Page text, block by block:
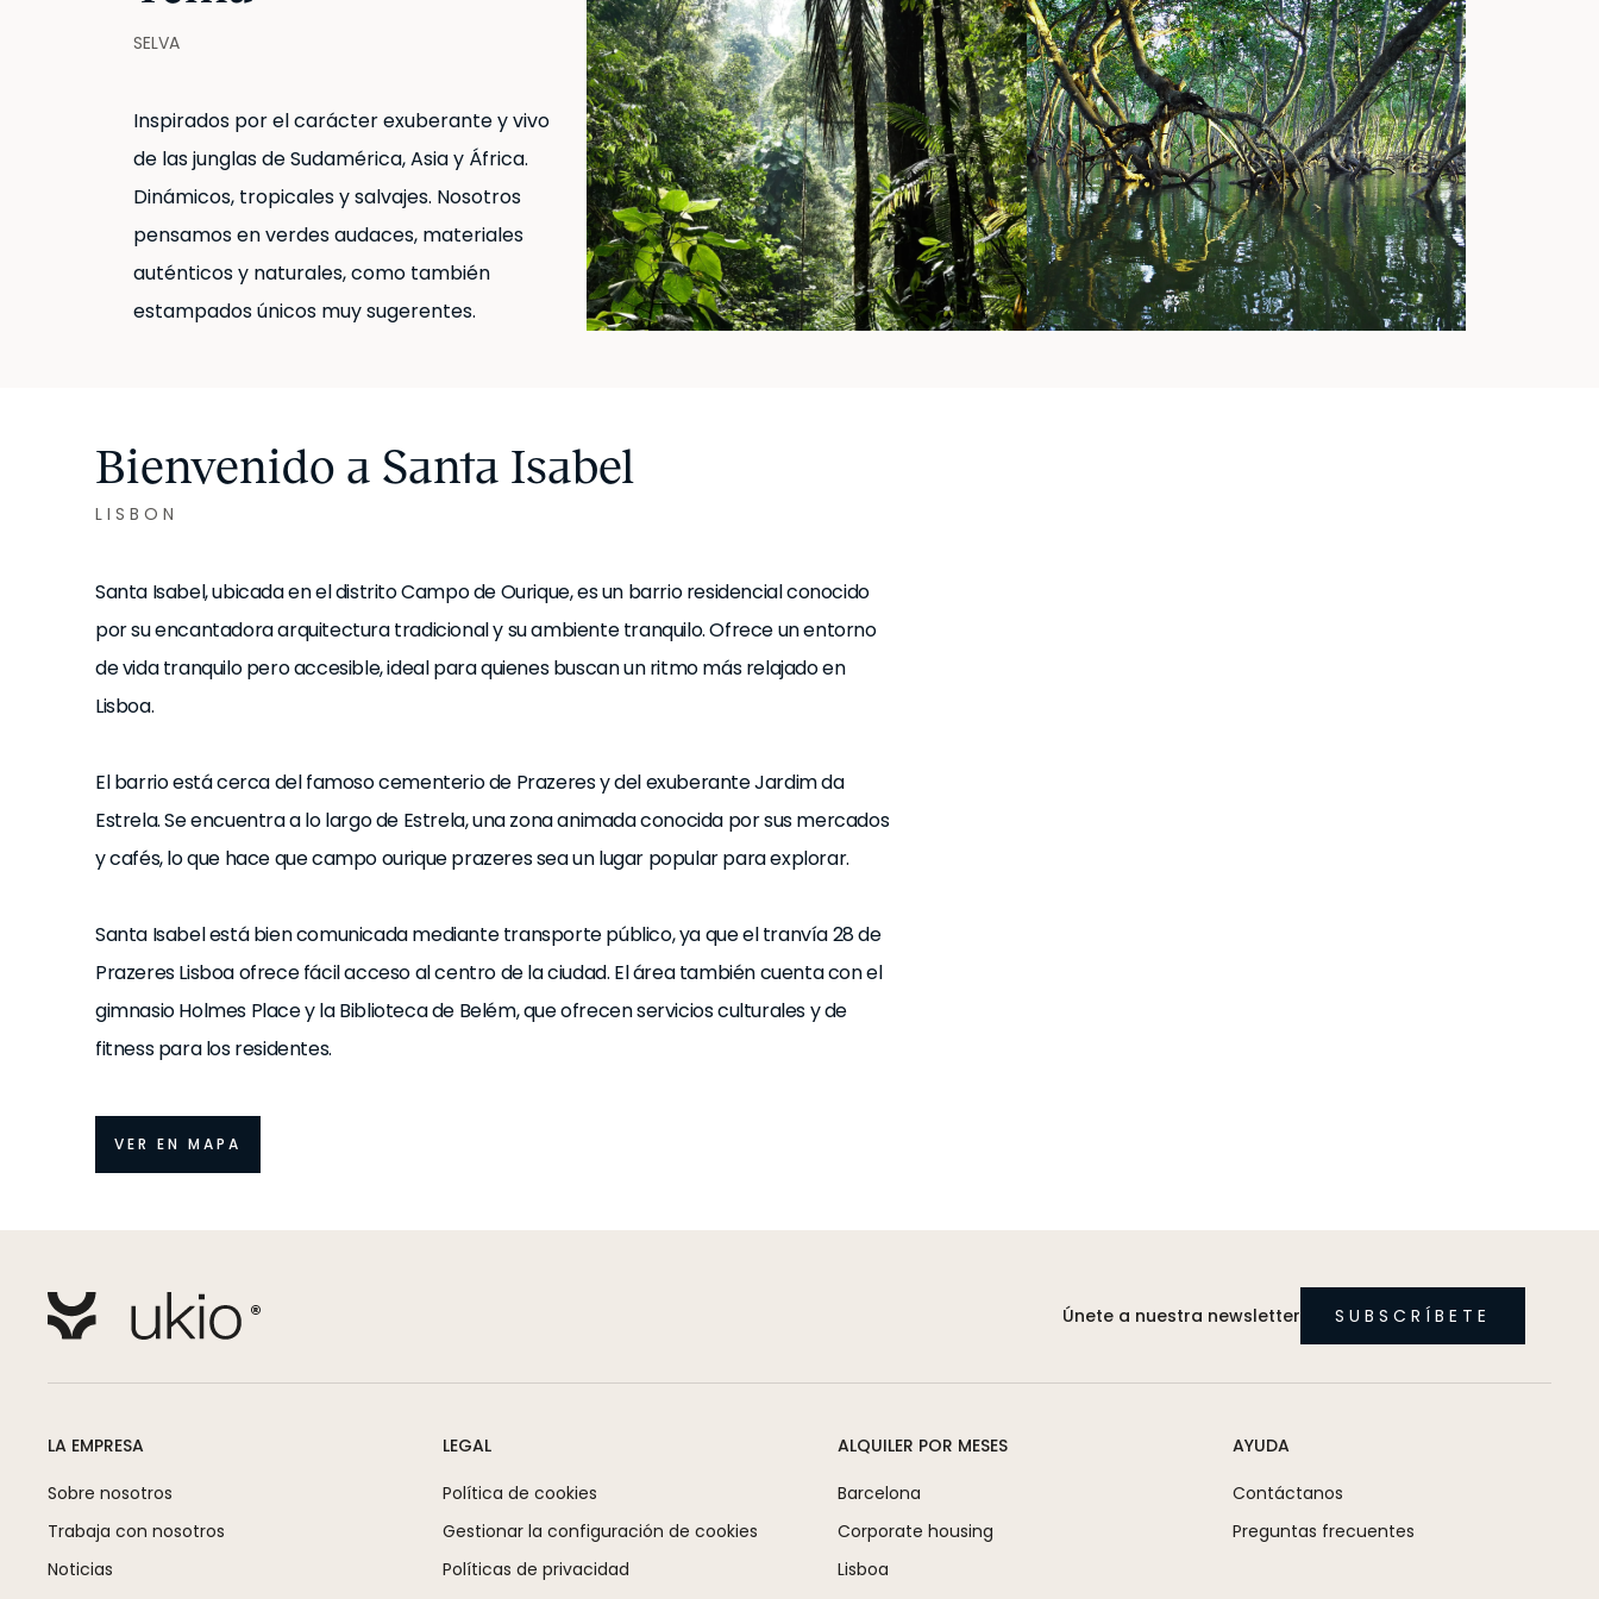
SELVA
Inspirados por el carácter exuberante y vivo
de las junglas de Sudamérica, Asia y África.
Dinámicos, tropicales y salvajes. Nosotros
pensamos en verdes audaces, materiales
auténticos y naturales, como también
estampados únicos muy sugerentes.
Bienvenido a Santa Isabel
LISBON
Santa Isabel, ubicada en el distrito Campo de Ourique, es un barrio residencial conocido
por su encantadora arquitectura tradicional y su ambiente tranquilo. Ofrece un entorno
de vida tranquilo pero accesible, ideal para quienes buscan un ritmo más relajado en
Lisboa.
El barrio está cerca del famoso cementerio de Prazeres y del exuberante Jardim da
Estrela. Se encuentra a lo largo de Estrela, una zona animada conocida por sus mercados
y cafés, lo que hace que campo ourique prazeres sea un lugar popular para explorar.
Santa Isabel está bien comunicada mediante transporte público, ya que el tranvía 28 de
Prazeres Lisboa ofrece fácil acceso al centro de la ciudad. El área también cuenta con el
gimnasio Holmes Place y la Biblioteca de Belém, que ofrecen servicios culturales y de
fitness para los residentes.
VER EN MAPA
Únete a nuestra newsletter SUBSCRÍBETE
LA EMPRESA
Sobre nosotros
Trabaja con nosotros
Noticias
LEGAL
Política de cookies
Gestionar la configuración de cookies
Políticas de privacidad
ALQUILER POR MESES
Barcelona
Corporate housing
Lisboa
AYUDA
Contáctanos
Preguntas frecuentes